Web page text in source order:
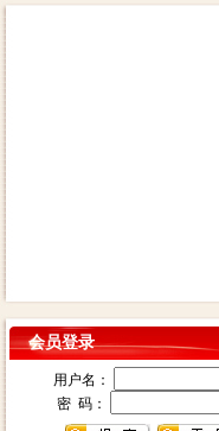
会员登录
用户名：
密 码：